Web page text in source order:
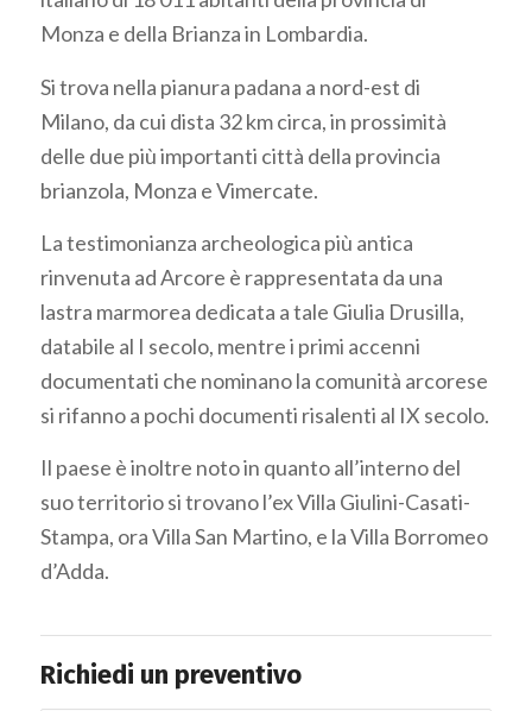
Monza e della Brianza in Lombardia.
Si trova nella pianura padana a nord-est di
Milano, da cui dista 32 km circa, in prossimità
delle due più importanti città della provincia
brianzola, Monza e Vimercate.
La testimonianza archeologica più antica
rinvenuta ad Arcore è rappresentata da una
lastra marmorea dedicata a tale Giulia Drusilla,
databile al I secolo, mentre i primi accenni
documentati che nominano la comunità arcorese
si rifanno a pochi documenti risalenti al IX secolo.
Il paese è inoltre noto in quanto all’interno del
suo territorio si trovano l’ex Villa Giulini-Casati-
Stampa, ora Villa San Martino, e la Villa Borromeo
d’Adda.
Richiedi un preventivo